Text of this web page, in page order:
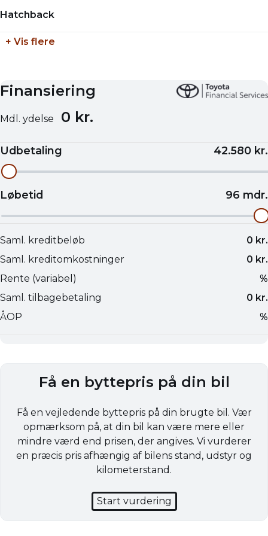
Hatchback
-
+ Vis flere
Få en byttepris på din bil
Få en vejledende byttepris på din brugte bil. Vær
opmærksom på, at din bil kan være mere eller
mindre værd end prisen, der angives. Vi vurderer
en præcis pris afhængig af bilens stand, udstyr og
kilometerstand.
Start vurdering